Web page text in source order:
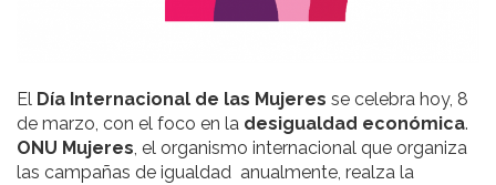
El Día Internacional de las Mujeres se celebra hoy, 8
de marzo, con el foco en la desigualdad económica.
ONU Mujeres, el organismo internacional que organiza
las campañas de igualdad anualmente, realza la